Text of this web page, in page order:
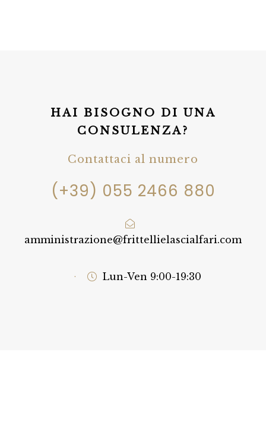
HAI BISOGNO DI UNA
CONSULENZA?
Contattaci al numero
(+39) 055 2466 880
amministrazione@frittellielascialfari.com
· Lun-Ven 9:00-19:30